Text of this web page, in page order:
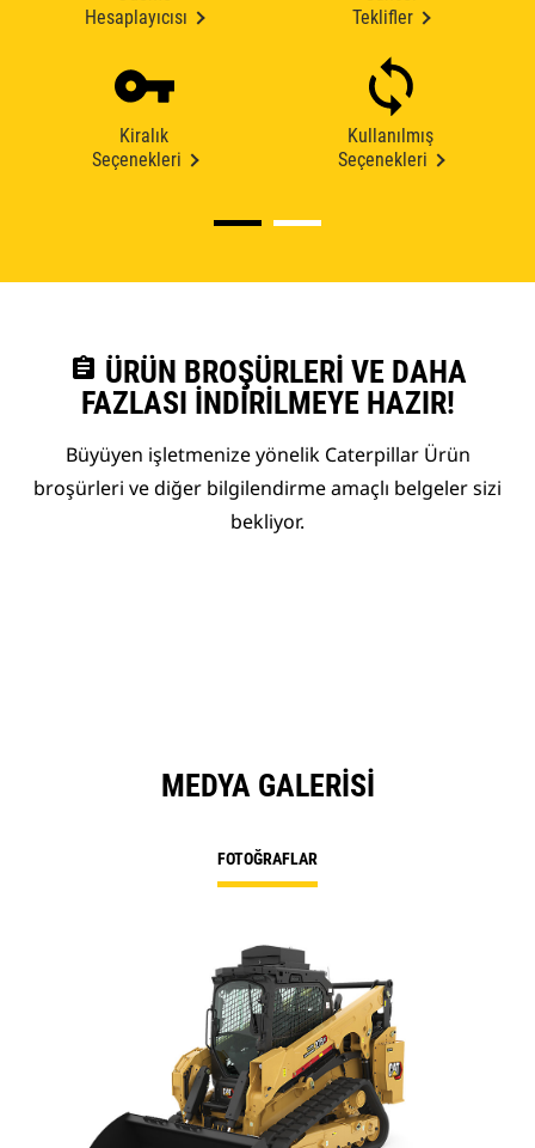
Hesaplayıcısı
Teklifler
Kiralık
Seçenekleri
Kullanılmış
Seçenekleri
assignment ÜRÜN BROŞÜRLERI VE DAHA
FAZLASI İNDIRILMEYE HAZIR!
Büyüyen işletmenize yönelik Caterpillar Ürün
broşürleri ve diğer bilgilendirme amaçlı belgeler sizi
bekliyor.
MEDYA GALERISI
FOTOĞRAFLAR